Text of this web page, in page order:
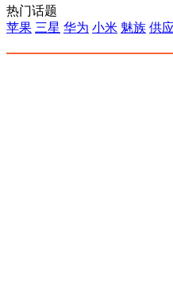
热门话题
苹果 三星 华为 小米 魅族 供